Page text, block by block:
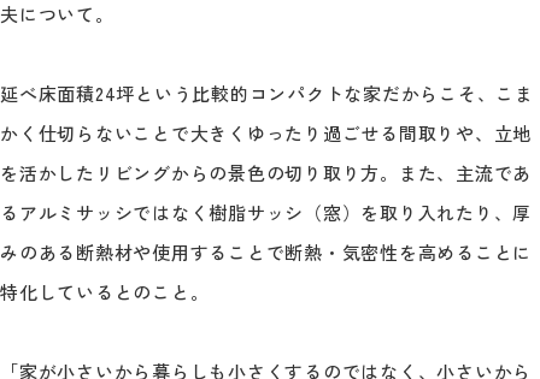
夫について。
延べ床面積24坪という比較的コンパクトな家だからこそ、こま
かく仕切らないことで大きくゆったり過ごせる間取りや、立地
を活かしたリビングからの景色の切り取り方。また、主流であ
るアルミサッシではなく樹脂サッシ（窓）を取り入れたり、厚
みのある断熱材や使用することで断熱・気密性を高めることに
特化しているとのこと。
「家が小さいから暮らしも小さくするのではなく、小さいから